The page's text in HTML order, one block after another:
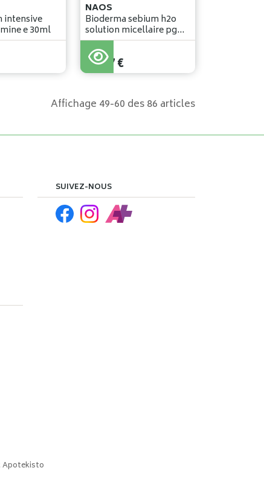
intensive
serum vitamine e 30ml
NAOS
Bioderma sebium h2o
solution micellaire pg
250ml
13,17€
Affichage 49-60 des 86 articles
SUIVEZ-NOUS
Apotekisto